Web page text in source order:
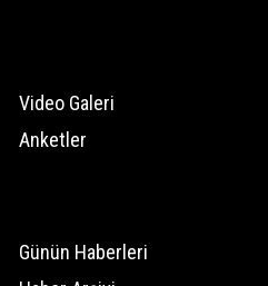
Video Galeri
Anketler
Günün Haberleri